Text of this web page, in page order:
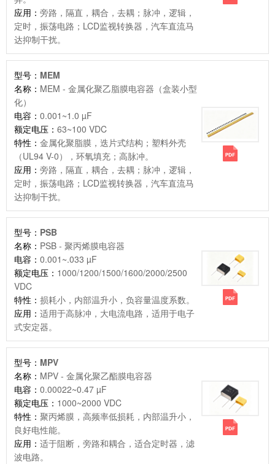
应用： 旁路，隔直，耦合，去耦；脉冲，逻辑，
定时，振荡电路；LCD监视转换器，汽车直流马
达抑制干扰。
型号： MEM
名称： MEM - 金属化聚乙脂膜电容器（盒装小型
化）
电容： 0.001~1.0 µF
额定电压： 63~100 VDC
特性： 金属化聚脂膜，迭片式结构；塑料外壳
（UL94 V-0），环氧填充；高脉冲。
应用： 旁路，隔直，耦合，去耦；脉冲，逻辑，
定时，振荡电路；LCD监视转换器，汽车直流马
达抑制干扰。
型号： PSB
名称： PSB - 聚丙烯膜电容器
电容： 0.001~.033 µF
额定电压： 1000/1200/1500/1600/2000/2500
VDC
特性： 损耗小，内部温升小，负容量温度系数。
应用： 适用于高脉冲，大电流电路，适用于电子
式安定器。
型号： MPV
名称： MPV - 金属化聚乙酯膜电容器
电容： 0.00022~0.47 µF
额定电压： 1000~2000 VDC
特性： 聚丙烯膜，高频率低损耗，内部温升小，
良好电性能。
应用： 适于阻断，旁路和耦合，适合定时器，滤
波电路。